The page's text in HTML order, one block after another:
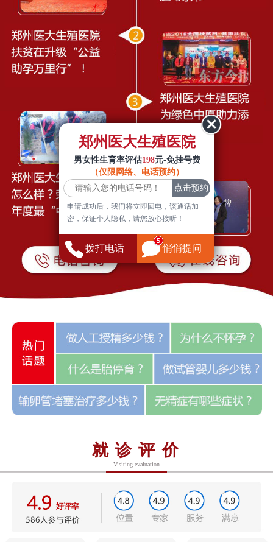
就诊评价
Visiting evaluation
郑州医大生殖医院
男女性生育率评估198元-免挂号费
（仅限网络、电话预约）
申请成功后，我们将立即回电，该通话加
密，保证个人隐私，请您放心接听！
拨打电话 悄悄提问